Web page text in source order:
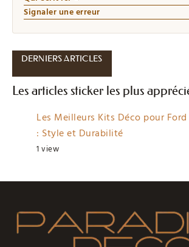
Signaler une erreur
DERNIERS ARTICLES
Les articles sticker les plus
Les Meilleurs Kits Déco pour
: Style et Durabilité
1 view